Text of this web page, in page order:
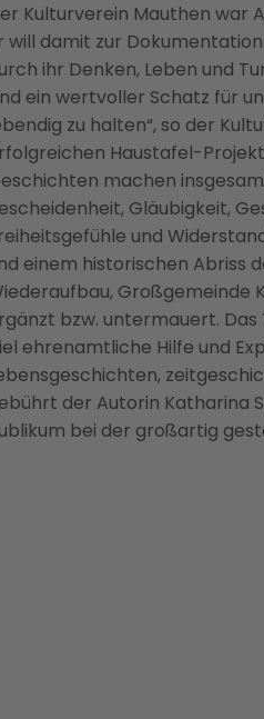
Kulturverein Mauthen war
will damit zur
ihr Denken, Leben und
ein wertvoller Schatz für
zu halten“, so der
Haustafel-
machen
Gläubigkeit,
und
einem historischen Abriss
Großgemeinde
bzw. untermauert. Das
ehrenamtliche Hilfe und
der Autorin Katharina
bei der großartig